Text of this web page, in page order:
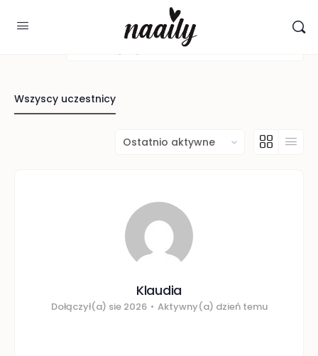
Wszyscy uczestnicy
Order
Klaudia
Dołączył(a) sie 2026 • Aktywny(a) dzień temu